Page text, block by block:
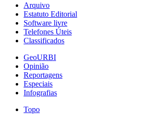
Arquivo
Estatuto Editorial
Software livre
Telefones Úteis
Classificados
GeoURBI
Opinião
Reportagens
Especiais
Infografias
Topo